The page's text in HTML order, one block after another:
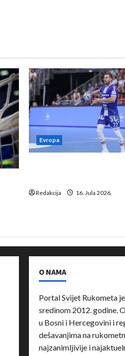
Evropa
Redakcija 16. Jula 2026.
O NAMA
Portal Svijet Rukometa
sredinom 2012. godine.
u Bosni i Hercegovini i
dešavanjima na
najzanimljivije i